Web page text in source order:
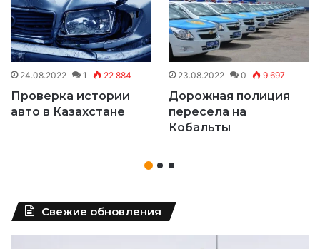
24.08.2022 1 22 884
Проверка истории
авто в Казахстане
23.08.2022 0 9 697
Дорожная полиция
пересела на
Кобальты
Свежие обновления